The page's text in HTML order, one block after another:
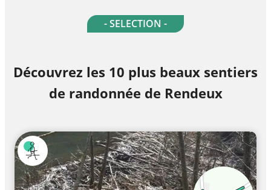
- SELECTION -
Découvrez les 10 plus beaux sentiers
de randonnée de Rendeux